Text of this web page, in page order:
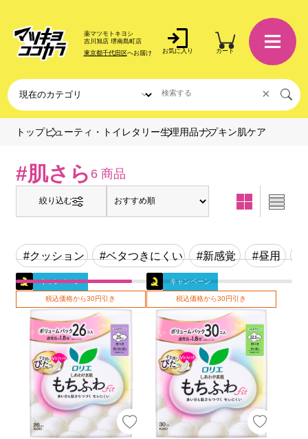
薬マツモトキヨシ
吉川旭店 堺南島町店
東京都千代田区へお届け お気に入り カート
×
トップビューティ・トイレタリー生理用品ナプキン肌ケア
#肌さら 6 商品
絞り込む
#クッション #ベタつきにくい #新感覚 #昼用
キャンペーン
税込価格から30円引き
キャンペーン
税込価格から30円引き